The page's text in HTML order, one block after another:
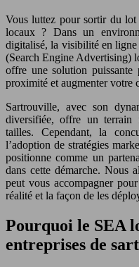
Vous luttez pour sortir du
locaux ? Dans un
digitalisé, la visibilité en
(Search Engine Advertising)
offre une solution puissante
proximité et augmenter votre
Sartrouville, avec son
diversifiée, offre un terrain
tailles. Cependant, la
l’adoption de stratégies
positionne comme un
dans cette démarche. Nous
peut vous accompagner
réalité et la façon de les
Pourquoi le SEA
entreprises de